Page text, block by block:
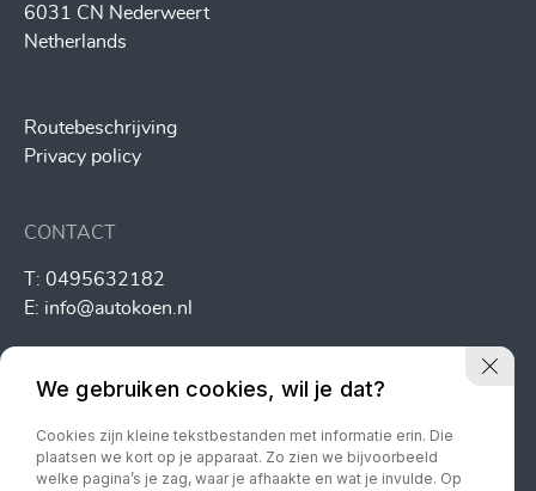
6031 CN Nederweert
Netherlands
Routebeschrijving
Privacy policy
CONTACT
T: 0495632182
E: info@autokoen.nl
We gebruiken cookies, wil je dat?
Cookies zijn kleine tekstbestanden met informatie erin. Die
plaatsen we kort op je apparaat. Zo zien we bijvoorbeeld
welke pagina’s je zag, waar je afhaakte en wat je invulde. Op